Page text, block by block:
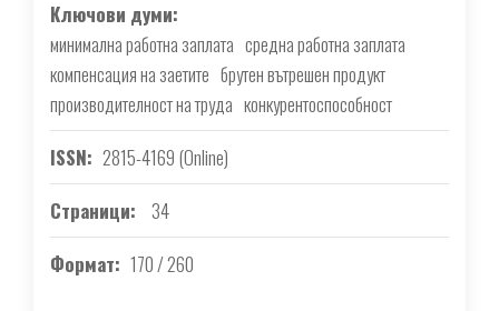
Ключови думи
минимална работна заплата средна работна заплата
компенсация на заетите брутен вътрешен продукт
производителност на труда конкурентоспособност
ISSN 2815-4169 (Online)
Страници
34
Формат 170 / 260